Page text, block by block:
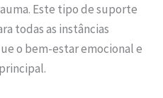
Este tipo de suporte
todas as instâncias
o bem-estar emocional e